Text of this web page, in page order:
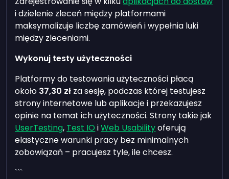
i dzielenie zleceń między platformami
maksymalizuje liczbę zamówień i wypełnia luki
między zleceniami.
Wykonuj testy użyteczności
Platformy do testowania użyteczności płacą
około 37,30 zł za sesję, podczas której testujesz
strony internetowe lub aplikacje i przekazujesz
opinie na temat ich użyteczności. Strony takie jak
UserTesting, Test IO iWeb Usabilityoferują
elastyczne warunki pracy bez minimalnych
zobowiązań – pracujesz tyle, ile chcesz.
```